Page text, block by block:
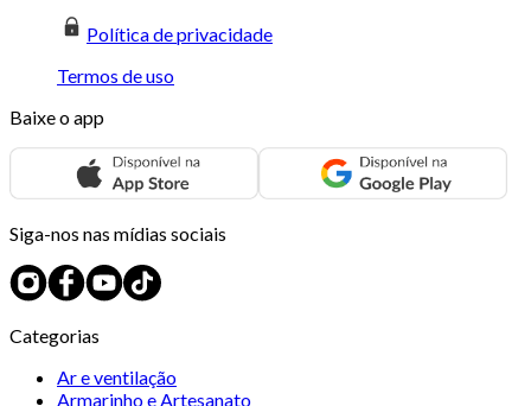
Política de privacidade
Termos de uso
Baixe o app
Siga-nos nas mídias sociais
Categorias
Ar e ventilação
Armarinho e Artesanato